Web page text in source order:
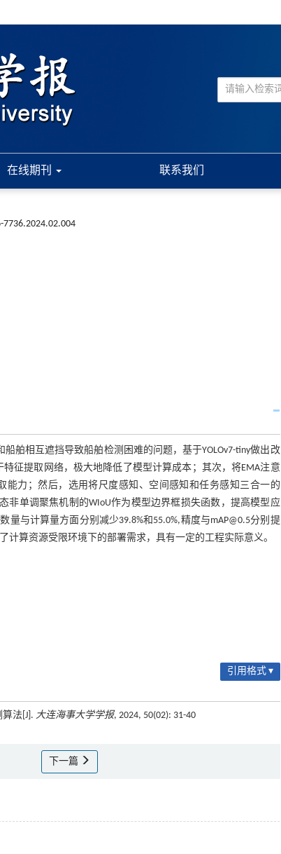
在线期刊 联系我们
7736.2024.02.004
舶相互遮挡导致船舶检测困难的问题，基于YOLOv7-tiny做出改
征提取网络，极大地降低了模型计算成本；其次，将EMA注意
能力；然后，选用将尺度感知、空间感知和任务感知三合一的
非单调聚焦机制的WIoU作为模型边界框损失函数，提高模型应
量与计算量方面分别减少39.8%和55.0%,精度与mAP@0.5分别提
计算资源受限环境下的部署需求，具有一定的工程实际意义。
引用格式 ▾
法[J]. 大连海事大学学报, 2024, 50(02): 31-40
下一篇